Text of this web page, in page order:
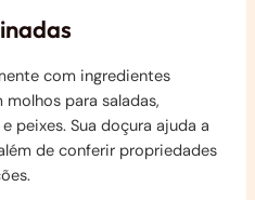
com ingredientes
para saladas,
peixes. Sua doçura ajuda a
de conferir propriedades